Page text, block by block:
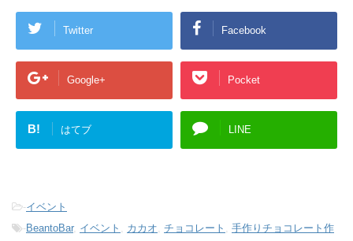
Twitter Facebook
Google+ Pocket
B! はてブ LINE
-イベント
-BeantoBar, イベント カカオ チョコレート
手作りチョコレート作